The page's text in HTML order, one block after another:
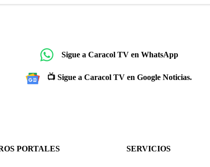
Sigue a Caracol TV en WhatsApp
📺 Sigue a Caracol TV en Google Noticias.
PORTALES SERVICIOS